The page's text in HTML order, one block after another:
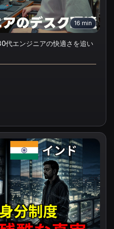
16 min
代エンジニアの快適さを追い